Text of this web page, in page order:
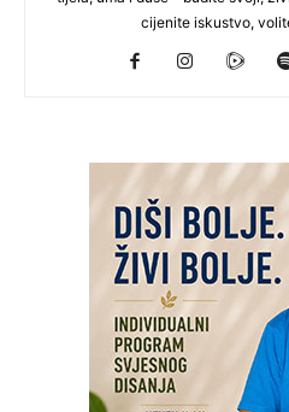
cijenite iskustvo,